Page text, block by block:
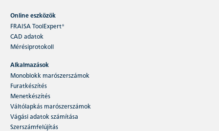
Sphericut
A Sphericut megbízhatóságot és gyorsaságot ad
a 3D megmunkálásban – nagy szilárdságú és
edzett acéloknál…
Tovább olvasok
Online eszközök
FRAISA ToolExpert®
CAD adatok
Mérésiprotokoll
Alkalmazások
Monoblokk marószerszámok
Furatkészítés
Menetkészítés
Váltólapkás marószerszámok
Vágási adatok számítása
Szerszámfelújítás